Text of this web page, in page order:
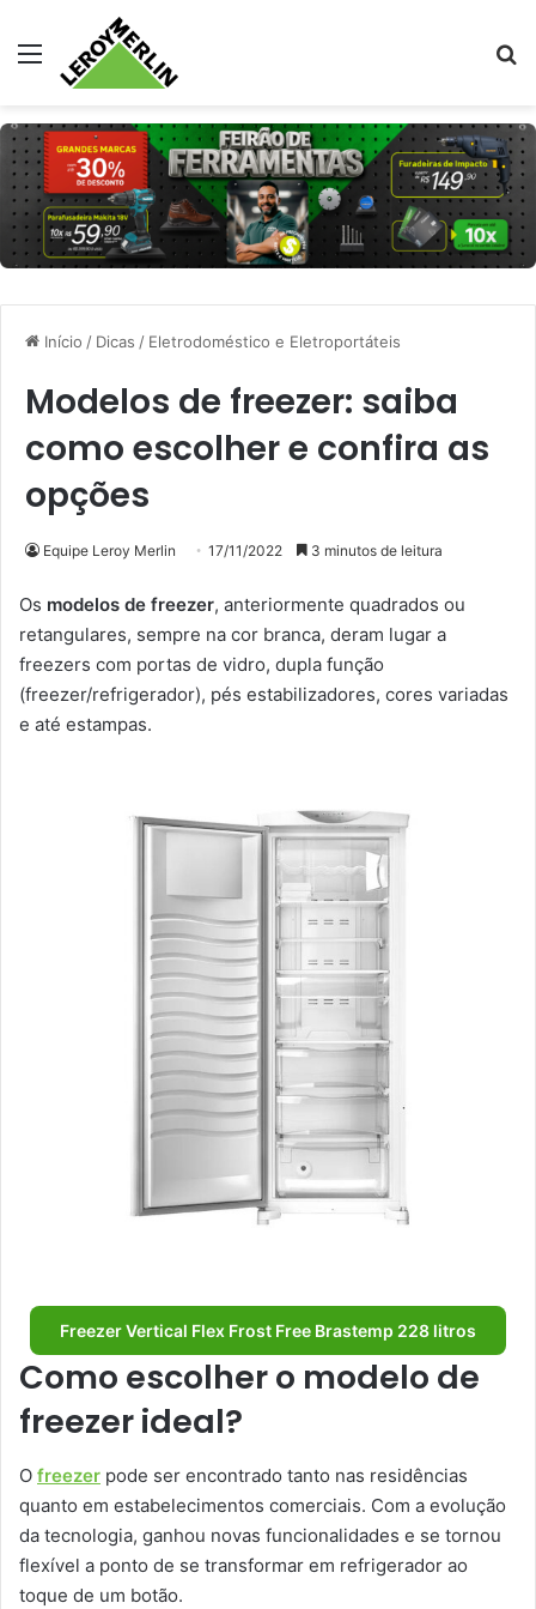
Menu
Início / Dicas / Eletrodoméstico e Eletroportáteis
Modelos de freezer: saiba
como escolher e confira as
opções
Equipe Leroy Merlin 17/11/2022 3 minutos de leitura
Os modelos de freezer, anteriormente quadrados ou
retangulares, sempre na cor branca, deram lugar a
freezers com portas de vidro, dupla função
(freezer/refrigerador), pés estabilizadores, cores variadas
e até estampas.
Freezer Vertical Flex Frost Free Brastemp 228 litros
Como escolher o modelo de
freezer ideal?
O freezer pode ser encontrado tanto nas residências
quanto em estabelecimentos comerciais. Com a evolução
da tecnologia, ganhou novas funcionalidades e se tornou
flexível a ponto de se transformar em refrigerador ao
toque de um botão.